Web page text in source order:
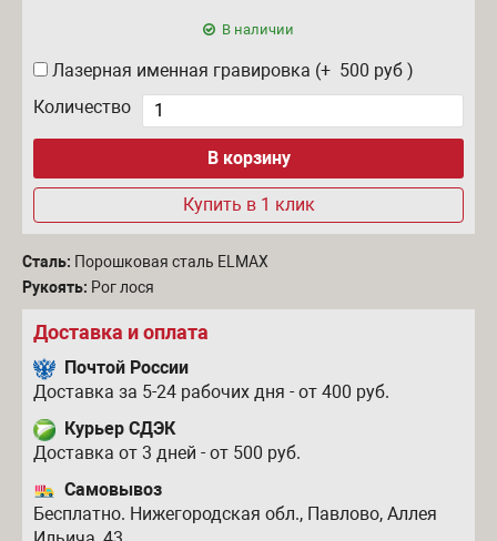
В наличии
Лазерная именная гравировка (+ 500 руб )
Количество
Купить в 1 клик
Сталь: Порошковая сталь ELMAX
Рукоять: Рог лося
Доставка и оплата
Почтой России
Доставка за 5-24 рабочих дня - от 400 руб.
Курьер СДЭК
Доставка от 3 дней - от 500 руб.
Самовывоз
Бесплатно. Нижегородская обл., Павлово, Аллея